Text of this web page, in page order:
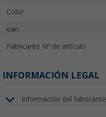
Color
ean
Fabricante Nº de artículo
INFORMACIÓN LEGAL
Información del fabricante